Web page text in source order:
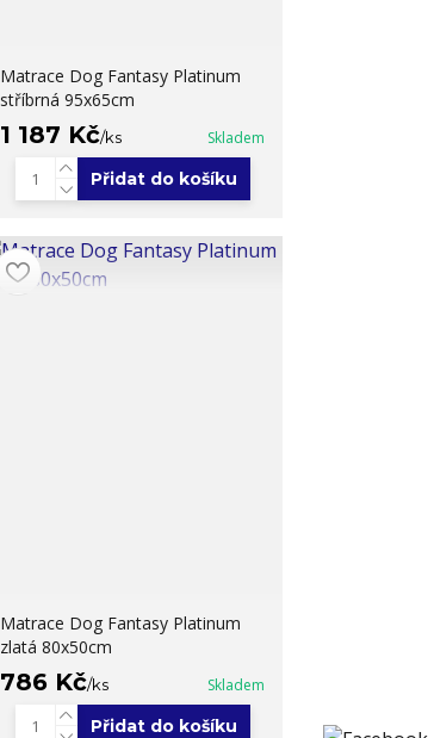
Matrace Dog Fantasy Platinum
stříbrná 95x65cm
1 187 Kč/ks Skladem
Přidat do košíku
Matrace Dog Fantasy Platinum
zlatá 80x50cm
786 Kč/ks Skladem
Přidat do košíku